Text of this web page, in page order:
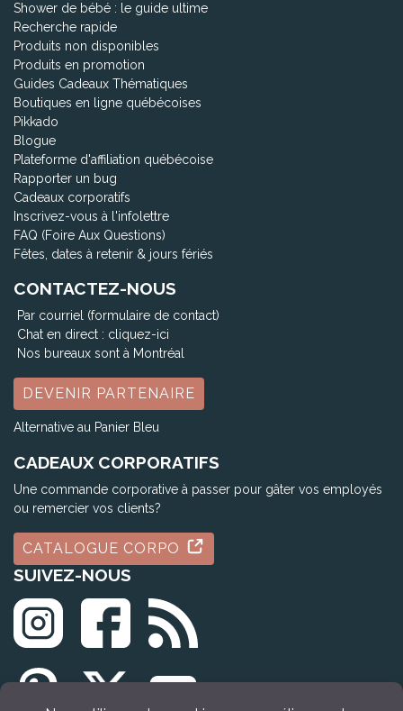
Shower de bébé : le guide ultime
Recherche rapide
Produits non disponibles
Produits en promotion
Guides Cadeaux Thématiques
Boutiques en ligne québécoises
Pikkado
Blogue
Plateforme d'affiliation québécoise
Rapporter un bug
Cadeaux corporatifs
Inscrivez-vous à l'infolettre
FAQ (Foire Aux Questions)
Fêtes, dates à retenir & jours fériés
CONTACTEZ-NOUS
Par courriel (formulaire de contact)
Chat en direct : cliquez-ici
Nos bureaux sont à Montréal
DEVENIR PARTENAIRE
Alternative au Panier Bleu
CADEAUX CORPORATIFS
Une commande corporative à passer pour gâter vos employés
ou remercier vos clients?
CATALOGUE CORPO
SUIVEZ-NOUS